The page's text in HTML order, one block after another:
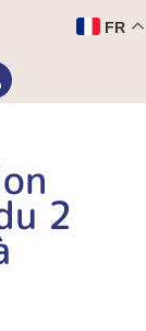
FR
2